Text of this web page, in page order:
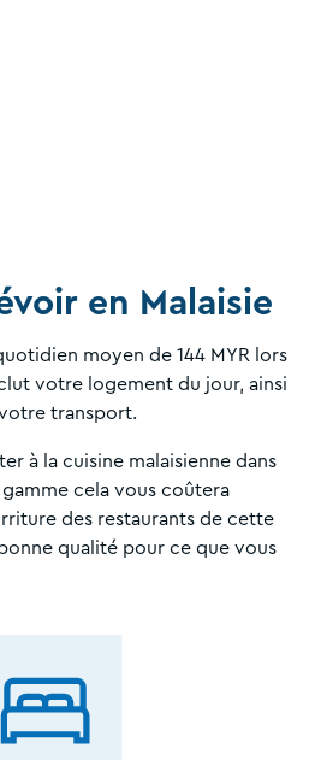
en Malaisie
moyen de 144 MYR lors
votre logement du jour, ainsi
transport.
à la cuisine malaisienne dans
cela vous coûtera
des restaurants de cette
qualité pour ce que vous